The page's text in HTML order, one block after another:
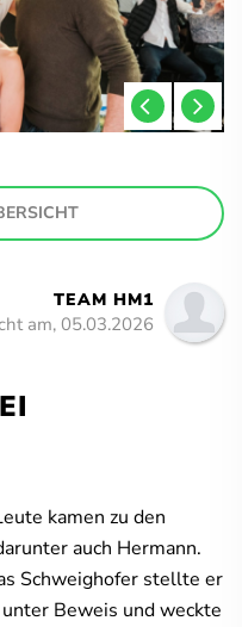
TEAM HM1
am, 05.03.2026
kamen zu den
auch Hermann.
Schweighofer stellte er
Beweis und weckte